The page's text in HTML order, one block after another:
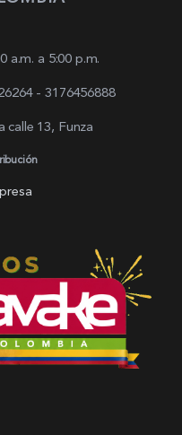
a.m. a 5:00 p.m.
- 3176456888
calle 13, Funza